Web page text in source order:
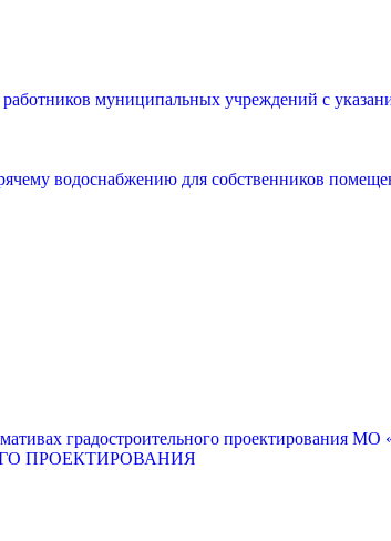
муниципальных учреждений с
водоснабжению для собственников
градостроительного проектирования МО
ПРОЕКТИРОВАНИЯ